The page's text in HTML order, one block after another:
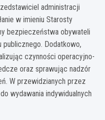
administracji
w imieniu Starosty
bezpieczeństwa obywateli
Dodatkowo,
czynności operacyjno-
oraz sprawując nadzór
W przewidzianych przez
wydawania indywidualnych